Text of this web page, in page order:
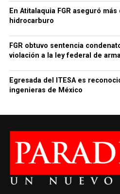
En Atitalaquia FGR aseguró
hidrocarburo
FGR obtuvo sentencia
violación a la ley federal de
Egresada del ITESA es
ingenieras de México